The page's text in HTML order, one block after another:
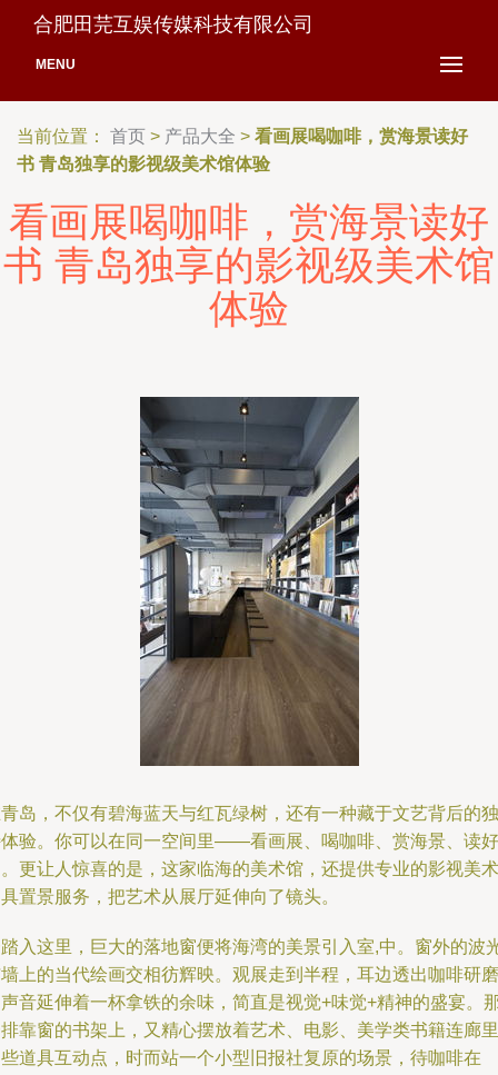
合肥田芫互娱传媒科技有限公司
MENU
当前位置： 首页 > 产品大全 > 看画展喝咖啡，赏海景读好
书 青岛独享的影视级美术馆体验
看画展喝咖啡，赏海景读好
书 青岛独享的影视级美术馆
体验
岛，不仅有碧海蓝天与红瓦绿树，还有一种藏于文艺背后的独
验。你可以在同一空间里——看画展、喝咖啡、赏海景、读好
更让人惊喜的是，这家临海的美术馆，还提供专业的影视美术
置景服务，把艺术从展厅延伸向了镜头。
入这里，巨大的落地窗便将海湾的美景引入室,中。窗外的波
上的当代绘画交相彷辉映。观展走到半程，耳边透出咖啡研磨
音延伸着一杯拿铁的余味，简直是视觉+味觉+精神的盛宴。
靠窗的书架上，又精心摆放着艺术、电影、美学类书籍连廊里
道具互动点，时而站一个小型旧报社复原的场景，待咖啡在